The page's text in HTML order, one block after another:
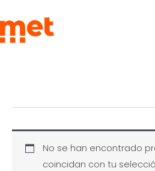
al
contenido
No se han encontrado
coincidan con tu